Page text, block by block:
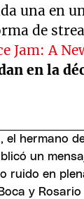
una en
de
Jam: A
en la